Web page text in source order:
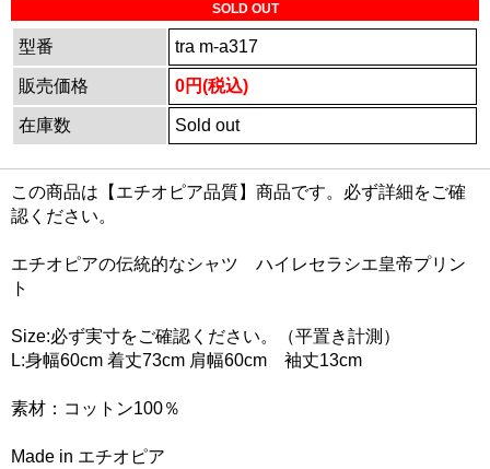
SOLD OUT
型番 tra m-a317
販売価格 0円(税込)
在庫数 Sold out
この商品は【エチオピア品質】商品です。必ず詳細をご確
認ください。
エチオピアの伝統的なシャツ ハイレセラシエ皇帝プリン
ト
Size:必ず実寸をご確認ください。（平置き計測）
L:身幅60cm 着丈73cm 肩幅60cm 袖丈13cm
素材：コットン100％
Made in エチオピア